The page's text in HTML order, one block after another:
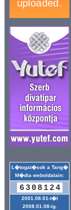
L�togat�sok a Tang�
M�dia weboldalain:
6308124
2001.08.01-t�l
2008.01.08-ig.